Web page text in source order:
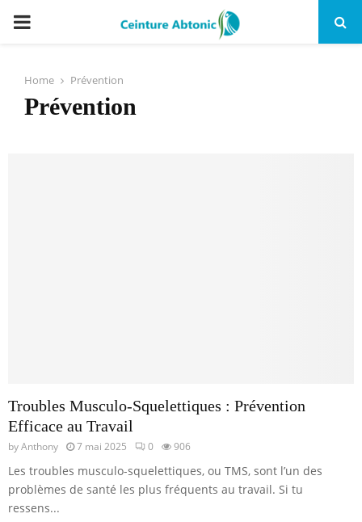
PRIMARY
Home Prévention
Prévention
Troubles Musculo-Squelettiques : Prévention
Efficace au Travail
byAnthony 7 mai 2025 0 906
Les troubles musculo-squelettiques, ou TMS, sont l’un des
problèmes de santé les plus fréquents au travail. Si tu
ressens...